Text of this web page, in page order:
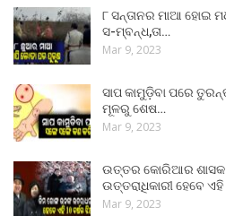
୮ ସନ୍ତାନର ମାଆ ହୋଇ
ସ-ମ୍ବନ୍ଧ,ତା…
Mar 9, 2023
ସାପ କାମୁଡ଼ିବା ପରେ
ମୂଳରୁ ଶେଷ…
Mar 9, 2023
ଉତ୍ତର କୋରିଆର
ଉତ୍ତରାଧିକାରୀ ହେବେ
Mar 9, 2023